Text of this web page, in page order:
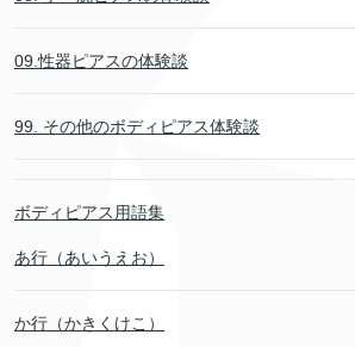
09.性器ピアスの体験談
99. その他のボディピアス体験談
ボディピアス用語集
あ行（あいうえお）
か行（かきくけこ）